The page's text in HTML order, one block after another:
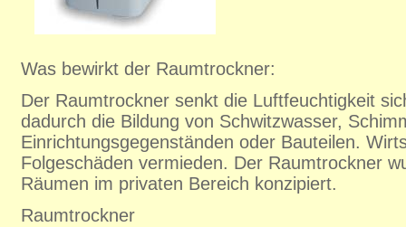
Was bewirkt der Raumtrockner:
Der Raumtrockner senkt die Luftfeuchtigkeit
dadurch die Bildung von Schwitzwasser,
Einrichtungsgegenständen oder Bauteilen.
Folgeschäden vermieden. Der Raumtrockner
Räumen im privaten Bereich konzipiert.
Raumtrockner